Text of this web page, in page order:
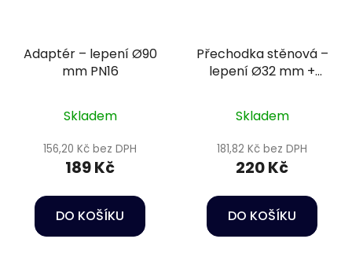
Adaptér – lepení Ø90
mm PN16
Skladem
156,20 Kč bez DPH
189 Kč
DO KOŠÍKU
Přechodka stěnová –
lepení Ø32 mm +
Skladem
181,82 Kč bez DPH
220 Kč
DO KOŠÍKU